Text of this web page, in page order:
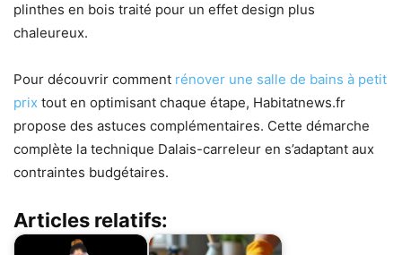
plinthes en bois traité pour un effet design plus
chaleureux.
Pour découvrir comment rénover une salle de bains à petit
prix tout en optimisant chaque étape, Habitatnews.fr
propose des astuces complémentaires. Cette démarche
complète la technique Dalais-carreleur en s’adaptant aux
contraintes budgétaires.
Articles relatifs: